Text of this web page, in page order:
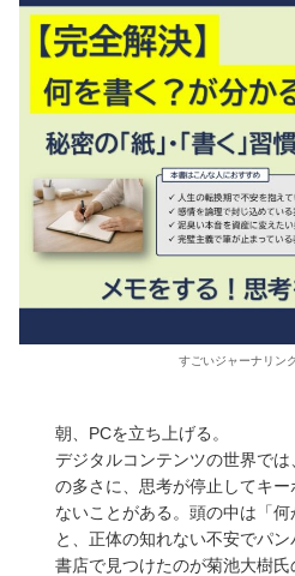
すごいジャーナリン
朝、PCを立ち上げる。
デジタルコンテンツの世界で
の多さに、思考が停止してキ
ないことがある。頭の中は「
と、正体の知れない不安でパ
書店で見つけたのが菊池大樹氏